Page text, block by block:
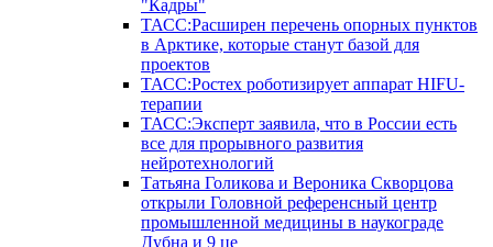
"Кадры"
ТАСС:Расширен перечень опорных пунктов
в Арктике, которые станут базой для
проектов
ТАСС:Ростех роботизирует аппарат HIFU-
терапии
ТАСС:Эксперт заявила, что в России есть
все для прорывного развития
нейротехнологий
Татьяна Голикова и Вероника Скворцова
открыли Головной референсный центр
промышленной медицины в наукограде
Дубна и 9 це